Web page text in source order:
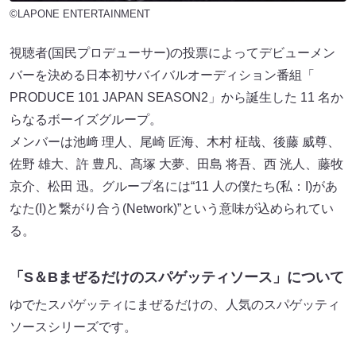
©LAPONE ENTERTAINMENT
視聴者(国民プロデューサー)の投票によってデビューメン
バーを決める日本初サバイバルオーディション番組「
PRODUCE 101 JAPAN SEASON2」から誕生した 11 名か
らなるボーイズグループ。
メンバーは池﨑 理人、尾崎 匠海、木村 柾哉、後藤 威尊、
佐野 雄大、許 豊凡、髙塚 大夢、田島 将吾、西 洸人、藤牧
京介、松田 迅。グループ名には“11 人の僕たち(私：I)があ
なた(I)と繋がり合う(Network)”という意味が込められてい
る。
「S＆Bまぜるだけのスパゲッティソース」について
ゆでたスパゲッティにまぜるだけの、人気のスパゲッティ
ソースシリーズです。